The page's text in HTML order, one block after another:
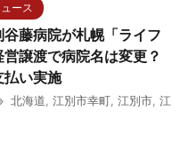
ース
谷藤病院が札幌「ライフ
譲渡で病院名は変更？
払い実施
北海道, 江別市幸町, 江別市, 江